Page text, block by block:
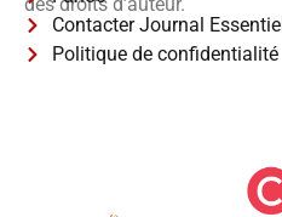
Contacter Journal Essentiel
Politique de confidentialité